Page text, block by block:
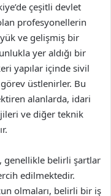
çeşitli devlet
profesyonellerin
ve gelişmiş bir
yer aldığı bir
yapılar içinde sivil
üstlenirler. Bu
alanlarda, idari
ve diğer teknik
genellikle belirli şartlar
edilmektedir.
olmaları, belirli bir iş